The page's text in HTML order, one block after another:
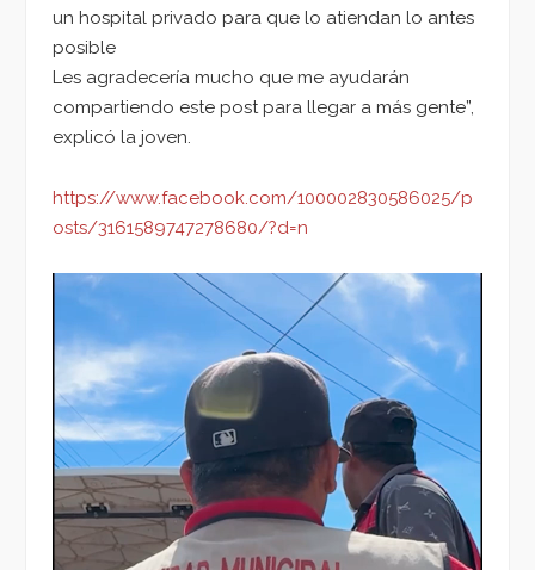
un hospital privado para que lo atiendan lo antes
posible
Les agradecería mucho que me ayudarán
compartiendo este post para llegar a más gente”,
explicó la joven.
https://www.facebook.com/100002830586025/p
osts/3161589747278680/?d=n
Reproductor
vídeo